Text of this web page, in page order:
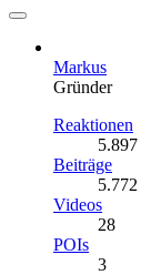
Markus
Gründer
Reaktionen
5.897
Beiträge
5.772
Videos
28
POIs
3